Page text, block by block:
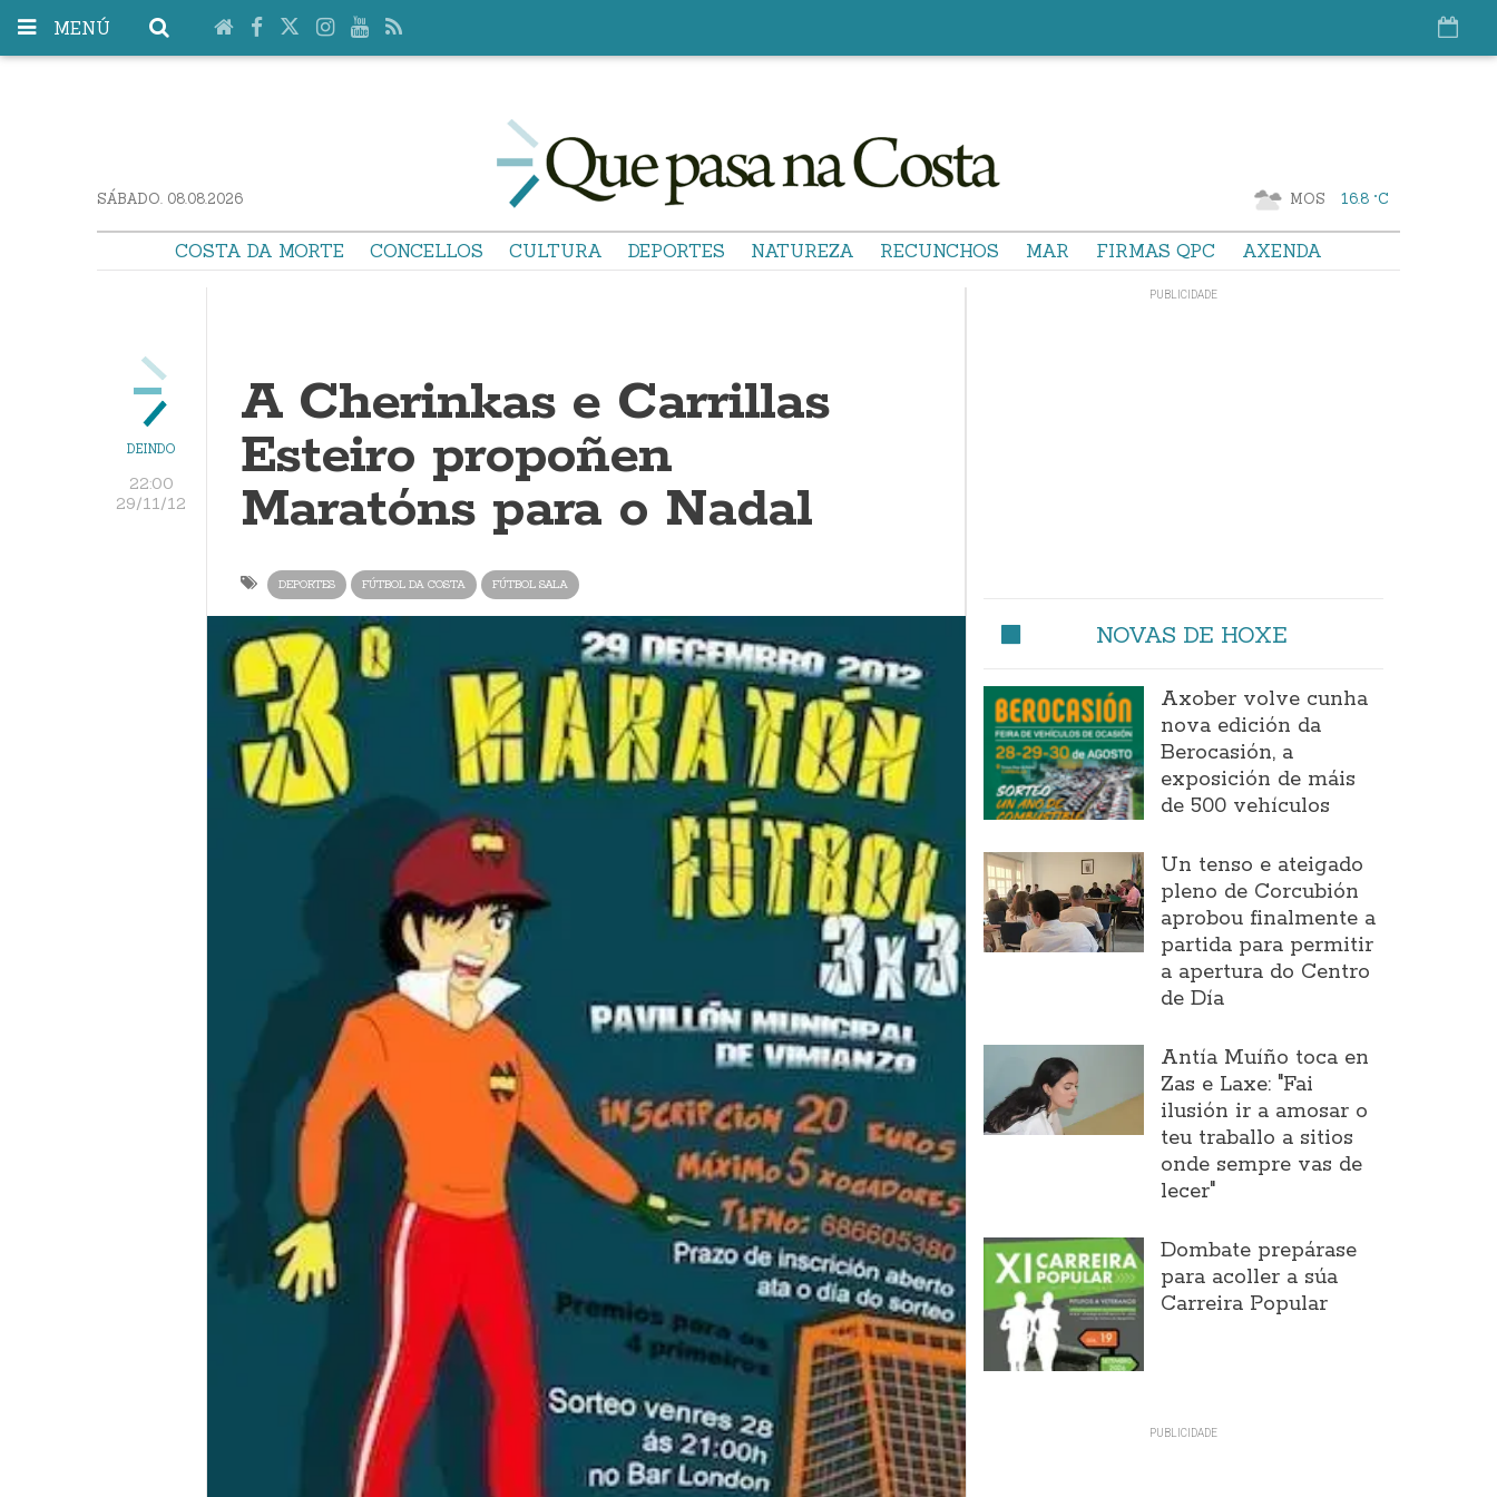
MENÚ
SÁBADO. 08.08.2026 MOS 16.8 °C
COSTA DA MORTE CONCELLOS CULTURA DEPORTES NATUREZA RECUNCHOS MAR FIRMAS QPC AXENDA
DEINDO
22:00
29/11/12
A Cherinkas e Carrillas
Esteiro propoñen
Maratóns para o Nadal
DEPORTES FÚTBOL DA COSTA FÚTBOL SALA
NOVAS DE HOXE
Axober volve cunha
nova edición da
Berocasión, a
exposición de máis
de 500 vehículos
Un tenso e ateigado
pleno de Corcubión
aprobou finalmente a
partida para permitir
a apertura do Centro
de Día
Antía Muíño toca en
Zas e Laxe: "Fai
ilusión ir a amosar o
teu traballo a sitios
onde sempre vas de
lecer"
Dombate prepárase
para acoller a súa
Carreira Popular